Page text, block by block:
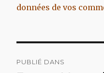
données de vos
PUBLIÉ DANS